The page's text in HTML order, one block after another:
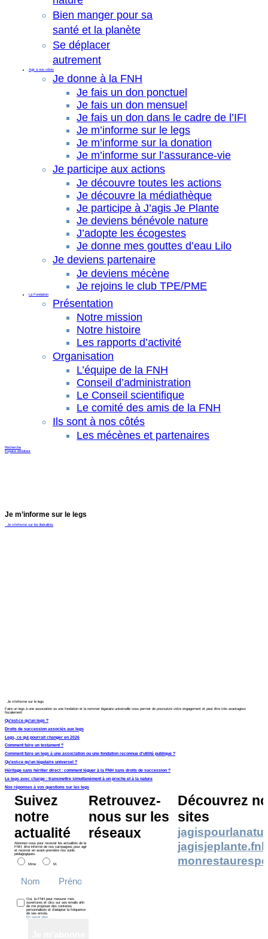
Bien manger pour sa
santé et la planète
Se déplacer
autrement
Agir à nos côtés
Je donne à la FNH
Je fais un don ponctuel
Je fais un don mensuel
Je fais un don dans le cadre de l’IFI
Je m’informe sur le legs
Je m’informe sur la donation
Je m’informe sur l’assurance-vie
Je participe aux actions
Je découvre toutes les actions
Je découvre la médiathèque
Je participe à J’agis Je Plante
Je deviens bénévole nature
J’adopte les écogestes
Je donne mes gouttes d’eau Lilo
Je deviens partenaire
Je deviens mécène
Je rejoins le club TPE/PME
La Fondation
Présentation
Notre mission
Notre histoire
Les rapports d’activité
Organisation
L’équipe de la FNH
Conseil d’administration
Le Conseil scientifique
Le comité des amis de la FNH
Ils sont à nos côtés
Les mécènes et partenaires
Recherche
Espace donateur
Je m’informe sur le legs
Je m’informe sur les libéralités
Je m’informe sur le legs
Faire un legs à une association ou une fondation et la nommer légataire universelle vous permet de poursuivre votre engagement et peut être très avantageux
fiscalement.
Qu’est-ce qu’un legs ?
Droits de succession associés aux legs
Legs, ce qui pourrait changer en 2026
Comment faire un testament ?
Comment faire un legs à une association ou une fondation reconnue d’utilité publique ?
Qu’est-ce qu’un légataire universel ?
Héritage sans héritier direct : comment léguer à la FNH sans droits de succession ?
Le legs avec charge : transmettre simultanément à un proche et à la nature
Nos réponses à vos questions sur les legs
Suivez
notre
actualité
Abonnez-vous pour recevoir les actualités de la
FNH, être informé de nos campagnes pour agir
et recevoir en avant-première nos outils
pédagogiques.
Mme M.
Oui, la FNH peut mesurer mes
ouvertures et clics sur ses emails afin
de me proposer des contenus
personnalisés et d’adapter la fréquence
de ses envois.
En savoir plus
Retrouvez-
nous sur les
réseaux
Découvrez
sites